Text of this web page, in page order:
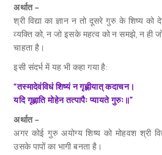
अर्थात –
श्री विद्या का ज्ञान न तो दूसरे गुरु के शिष्य को
व्यक्ति को, न जो इसके महत्व को न समझे, न ही
चाहता है।
इसी संदर्भ में यह भी कहा गया है:
“तस्मादेवंविधं शिष्यं न गृह्णीयात् कदाचन।
यदि गृह्णाति मोहेन तत्पापैः प्यायते गुरुः॥”
अर्थात –
अगर कोई गुरु अयोग्य शिष्य को मोहवश श्री
उसके पापों का भागी बनता है।